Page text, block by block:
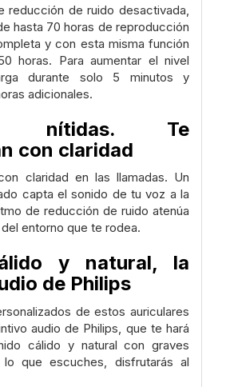
reducción de ruido desactivada,
hasta 70 horas de reproducción
y con esta misma función
horas. Para aumentar el nivel
durante solo 5 minutos y
adicionales.
nítidas. Te
con claridad
claridad en las llamadas. Un
capta el sonido de tu voz a la
de reducción de ruido atenúa
entorno que te rodea.
y natural, la
de Philips
de estos auriculares
audio de Philips, que te hará
cálido y natural con graves
que escuches, disfrutarás al